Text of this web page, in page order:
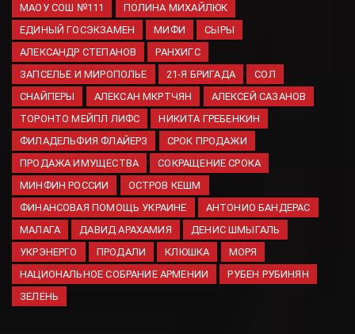
Минфин обсуждает онлайн-
продажу алкоголя через
маркетплейсы
06.08.2026
Губернатор Самарской
области обсудил с депутатом
Госдумы развитие региона и
новые приоритеты
06.08.2026
МАОУ СОШ №111
ПОЛИНА МИХАЙЛЮК
ЕДИНЫЙ ГОСЭКЗАМЕН
МИФИ
СЫРЫ
АЛЕКСАНДР СТЕПАНОВ
РАНХИГС
ЗАПСЕЛЬЕ И МИРОПОЛЬЕ
21-Я БРИГАДА
СОЛ
СНАЙПЕРЫ
АЛЕКСАН МКРТЧЯН
АЛЕКСЕЙ САЗАНОВ
ТОРОНТО МЕЙПЛ ЛИФС
НИКИТА ГРЕБЕНКИН
ФИЛАДЕЛЬФИЯ ФЛАЙЕРЗ
СРОК ПРОДАЖИ
ПРОДАЖА ИМУЩЕСТВА
СОКРАЩЕНИЕ СРОКА
МИНФИН РОССИИ
ОСТРОВ КЕШМ
ФИНАНСОВАЯ ПОМОЩЬ УКРАИНЕ
АНТОНИО БАНДЕРАС
МАЛАГА
ДАВИД АРАХАМИЯ
ДЕНИС ШМЫГАЛЬ
УКРЭНЕРГО
ПРОДАЛИ КЛЮШКА
МОРЯ
НАЦИОНАЛЬНОЕ СОБРАНИЕ АРМЕНИИ
РУБЕН РУБИНЯН
ЗЕЛЕНЬ